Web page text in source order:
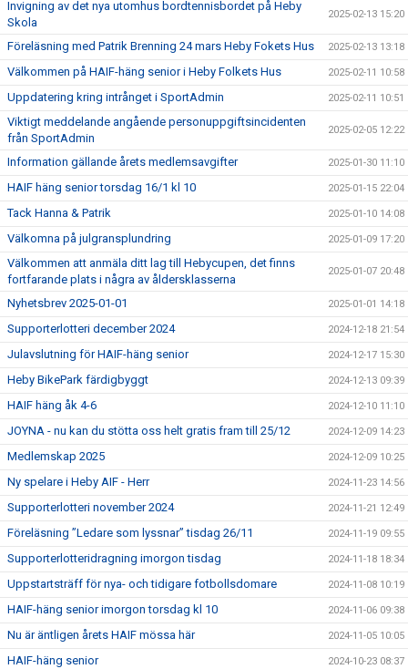
Invigning av det nya utomhus bordtennisbordet på Heby
Skola
2025-02-13 15:20
Föreläsning med Patrik Brenning 24 mars Heby Fokets Hus 2025-02-13 13:18
Välkommen på HAIF-häng senior i Heby Folkets Hus 2025-02-11 10:58
Uppdatering kring intrånget i SportAdmin 2025-02-11 10:51
Viktigt meddelande angående personuppgiftsincidenten
från SportAdmin
2025-02-05 12:22
Information gällande årets medlemsavgifter 2025-01-30 11:10
HAIF häng senior torsdag 16/1 kl 10 2025-01-15 22:04
Tack Hanna & Patrik 2025-01-10 14:08
Välkomna på julgransplundring 2025-01-09 17:20
Välkommen att anmäla ditt lag till Hebycupen, det finns
fortfarande plats i några av åldersklasserna
2025-01-07 20:48
Nyhetsbrev 2025-01-01 2025-01-01 14:18
Supporterlotteri december 2024 2024-12-18 21:54
Julavslutning för HAIF-häng senior 2024-12-17 15:30
Heby BikePark färdigbyggt 2024-12-13 09:39
HAIF häng åk 4-6 2024-12-10 11:10
JOYNA - nu kan du stötta oss helt gratis fram till 25/12 2024-12-09 14:23
Medlemskap 2025 2024-12-09 10:25
Ny spelare i Heby AIF - Herr 2024-11-23 14:56
Supporterlotteri november 2024 2024-11-21 12:49
Föreläsning ”Ledare som lyssnar” tisdag 26/11 2024-11-19 09:55
Supporterlotteridragning imorgon tisdag 2024-11-18 18:34
Uppstartsträff för nya- och tidigare fotbollsdomare 2024-11-08 10:19
HAIF-häng senior imorgon torsdag kl 10 2024-11-06 09:38
Nu är äntligen årets HAIF mössa här 2024-11-05 10:05
HAIF-häng senior 2024-10-23 08:37